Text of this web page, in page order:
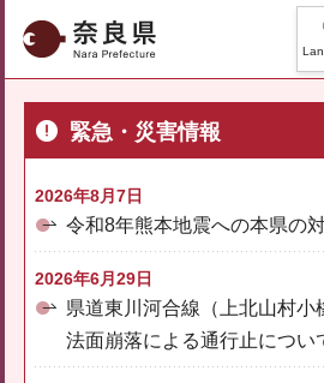
奈良県
緊急・災害情報
2026年8月7日
令和8年熊本地震への本県の
2026年6月29日
県道東川河合線（上北山村小
法面崩落による通行止につい